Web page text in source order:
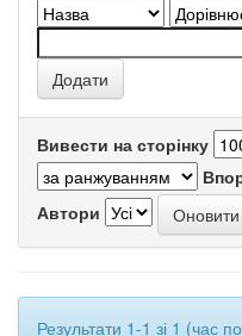
Вивести на сторінку
Автори
Результати 1-1 зі 1 (час